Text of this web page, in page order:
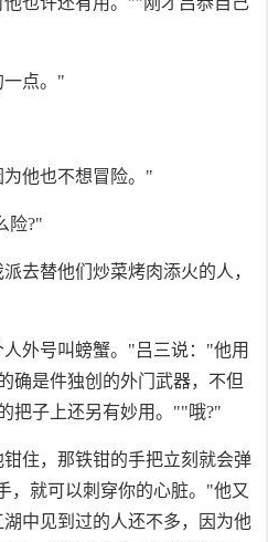
一点。"
他也不想冒险。"
险?"
去替他们炒菜烤肉添火的人，
外号叫螃蟹。"吕三说："他用
确是件独创的外门武器，不但
把子上还另有妙用。""哦?"
住，那铁钳的手把立刻就会弹
，就可以刺穿你的心脏。"他又
中见到过的人还不多，因为他